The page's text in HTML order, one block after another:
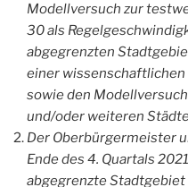
Modellversuch zur
30 als
abgegrenzten
einer
sowie den
und/oder weiteren
Der Oberbürgermeister
Ende des 4. Quartals
abgegrenzte